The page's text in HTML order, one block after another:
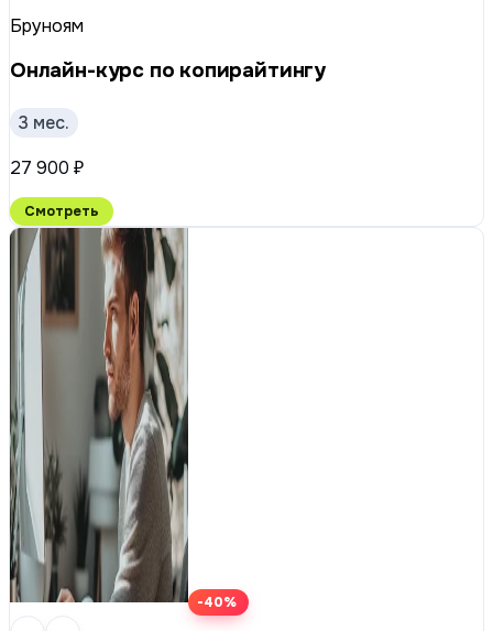
Бруноям
Онлайн-курс по копирайтингу
3 мес.
27 900 ₽
Смотреть
-40%